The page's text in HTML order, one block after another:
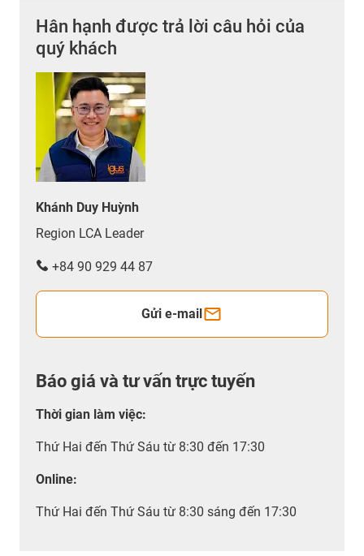
Hân hạnh được trả lời câu hỏi của
quý khách
Khánh Duy Huỳnh
Region LCA Leader
+84 90 929 44 87
Gửi e-mail
Báo giá và tư vấn trực tuyến
Thời gian làm việc:
Thứ Hai đến Thứ Sáu từ 8:30 đến 17:30
Online:
Thứ Hai đến Thứ Sáu từ 8:30 sáng đến 17:30